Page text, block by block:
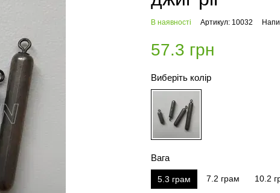
В наявності Артикул: 10032
57.3 грн
Виберіть колір
Вага
5.3 грам 7.2 грам 10.2